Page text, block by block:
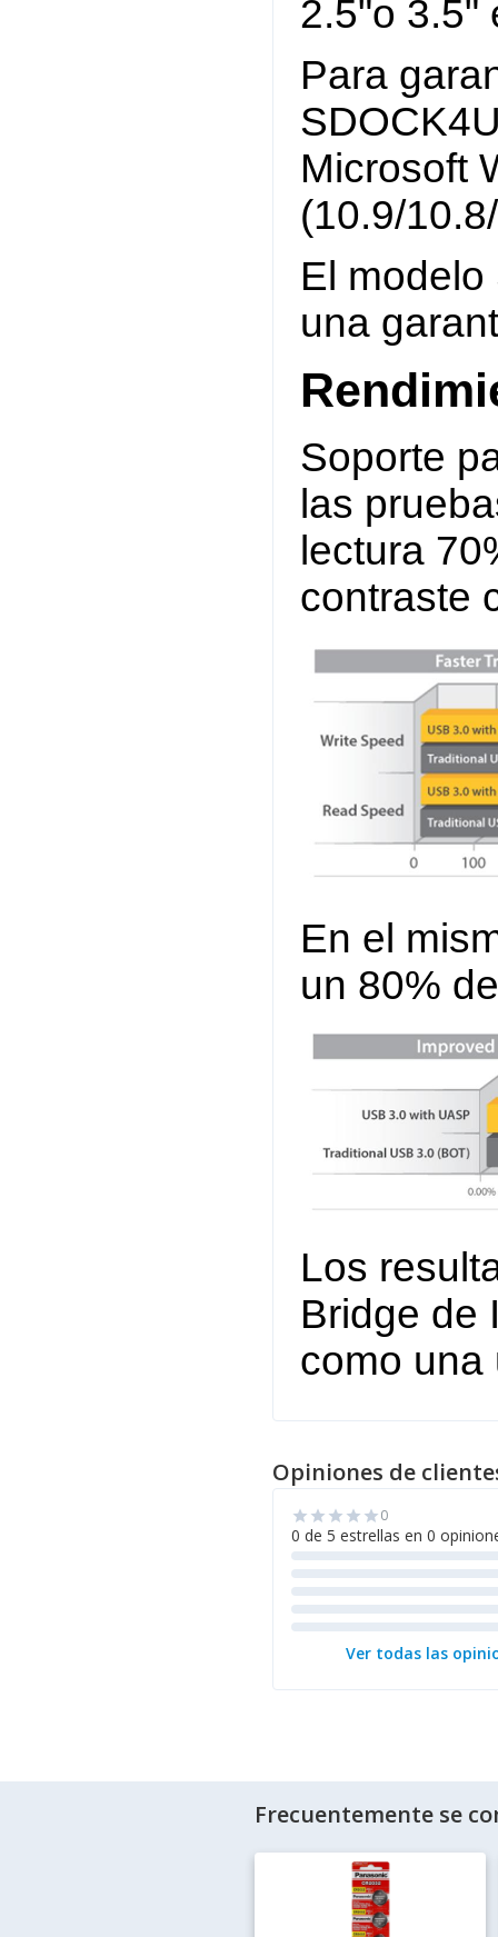
Opiniones de
star star star star star0
0 de 5 estrellas en 0
Ver todas las
Frecuentemente se